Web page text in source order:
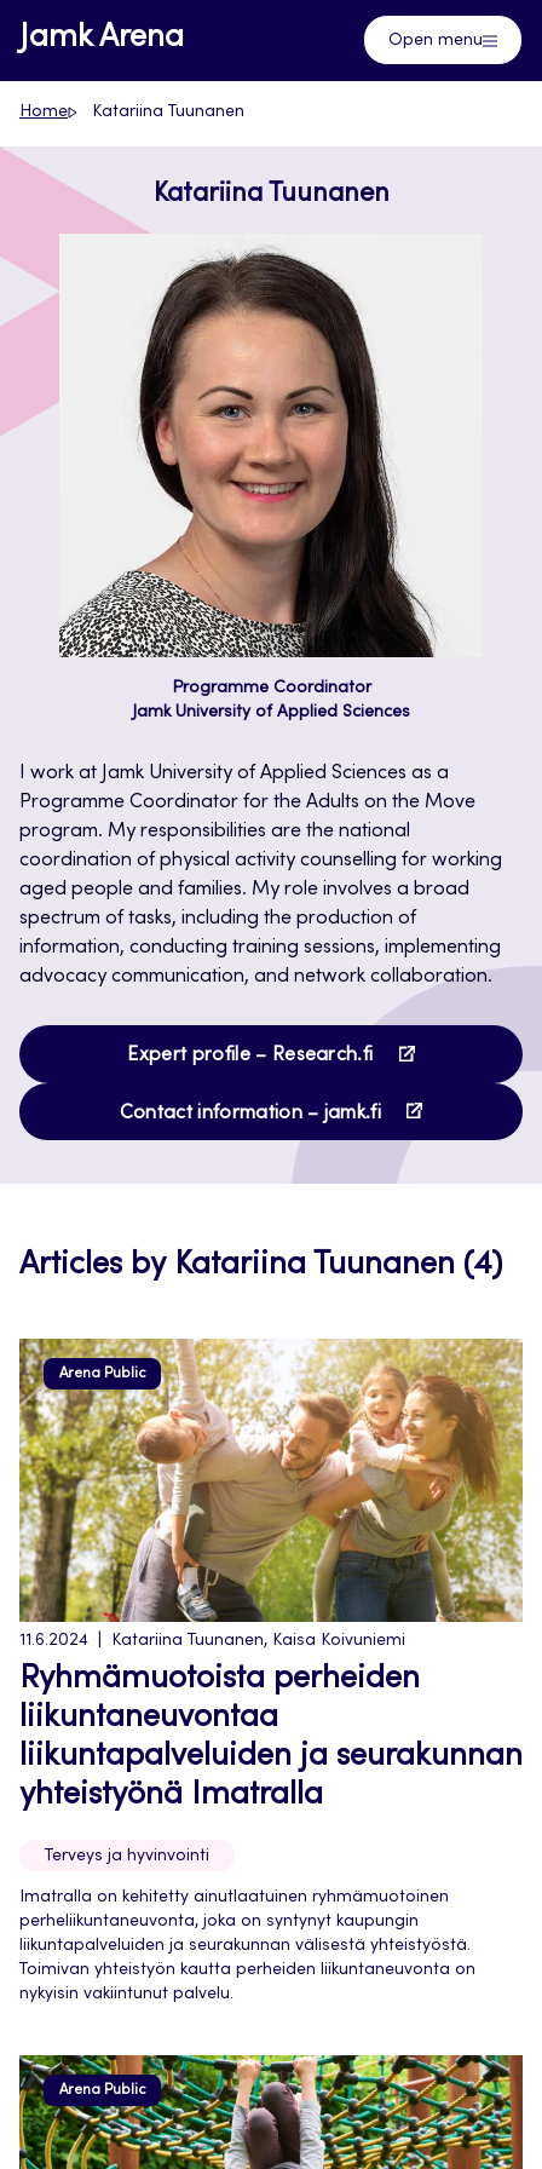
Skip
to
content
Jamk Arena Open menu
Home Katariina Tuunanen
Katariina Tuunanen
Programme Coordinator
Jamk University of Applied Sciences
I work at Jamk University of Applied Sciences as a
Programme Coordinator for the Adults on the Move
program. My responsibilities are the national
coordination of physical activity counselling for working
aged people and families. My role involves a broad
spectrum of tasks, including the production of
information, conducting training sessions, implementing
advocacy communication, and network collaboration.
Expert profile – Research.fi
Opens
a
new
tab
Contact information – jamk.fi
Opens
in
Articles by Katariina Tuunanen (4)
Arena Public
11.6.2024 Katariina Tuunanen, Kaisa Koivuniemi
Ryhmämuotoista perheiden
liikuntaneuvontaa
liikuntapalveluiden ja seurakunnan
yhteistyönä Imatralla
Terveys ja hyvinvointi
Imatralla on kehitetty ainutlaatuinen ryhmämuotoinen
perheliikuntaneuvonta, joka on syntynyt kaupungin
liikuntapalveluiden ja seurakunnan välisestä yhteistyöstä.
Toimivan yhteistyön kautta perheiden liikuntaneuvonta on
nykyisin vakiintunut palvelu.
Arena Public